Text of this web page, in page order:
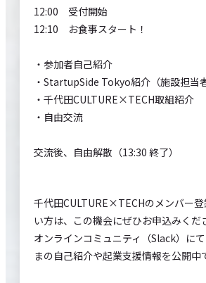
12:00 受付開始
12:10 お食事スタート！
・参加者自己紹介
・StartupSide Tokyo紹介（施設担当者
・千代田CULTURE×TECH取組紹介
・自由交流
交流後、自由解散（13:30 終了）
千代田CULTURE×TECHのメンバー
い方は、この機会にぜひお申込みくだ
オンラインコミュニティ（Slack）に
まの自己紹介や起業支援情報を公開中